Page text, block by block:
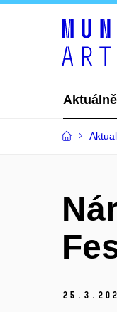
Aktuálně
25. 3.